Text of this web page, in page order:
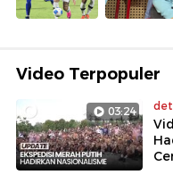
Video Terpopuler
03:24